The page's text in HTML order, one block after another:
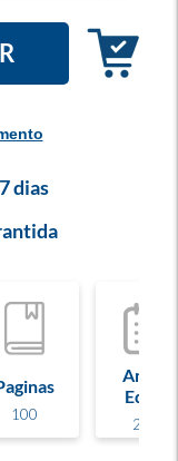
dias
100
Ano de
Edição
2026